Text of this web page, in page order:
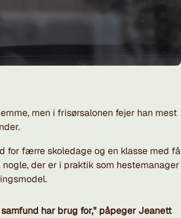
men i frisørsalonen fejer han mest
for færre skoledage og en klasse med få
der er i praktik som hestemanager
har brug for," påpeger Jeanett